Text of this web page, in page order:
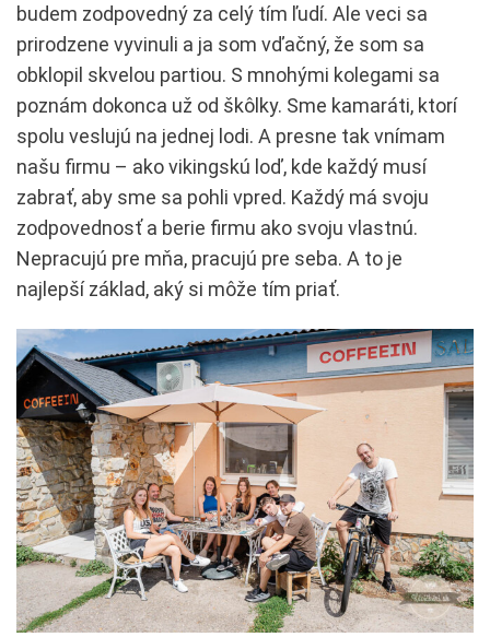
budem zodpovedný za celý tím ľudí. Ale veci sa
prirodzene vyvinuli a ja som vďačný, že som sa
obklopil skvelou partiou. S mnohými kolegami sa
poznám dokonca už od škôlky. Sme kamaráti, ktorí
spolu veslujú na jednej lodi. A presne tak vnímam
našu firmu – ako vikingskú loď, kde každý musí
zabrať, aby sme sa pohli vpred. Každý má svoju
zodpovednosť a berie firmu ako svoju vlastnú.
Nepracujú pre mňa, pracujú pre seba. A to je
najlepší základ, aký si môže tím priať.